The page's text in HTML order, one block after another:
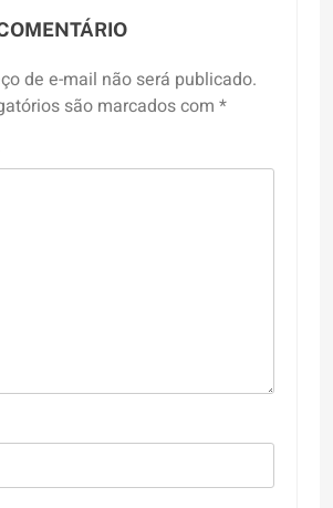
de e-mail não será publicado.
são marcados com *